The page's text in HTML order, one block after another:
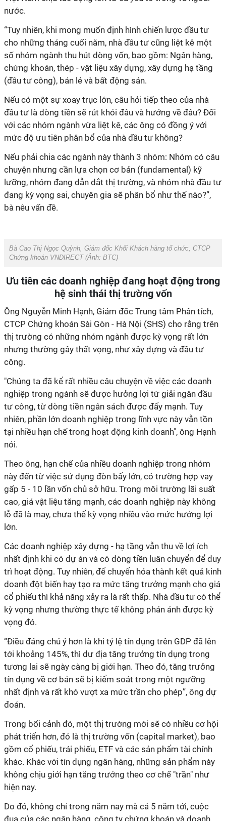
nước.
“Tuy nhiên, khi mong muốn định hình chiến lược đầu tư
cho những tháng cuối năm, nhà đầu tư cũng liệt kê một
số nhóm ngành thu hút dòng vốn, bao gồm: Ngân hàng,
chứng khoán, thép - vật liệu xây dựng, xây dựng hạ tầng
(đầu tư công), bán lẻ và bất động sản.
Nếu có một sự xoay trục lớn, câu hỏi tiếp theo của nhà
đầu tư là dòng tiền sẽ rút khỏi đâu và hướng về đâu? Đối
với các nhóm ngành vừa liệt kê, các ông có đồng ý với
mức độ ưu tiên phân bổ của nhà đầu tư không?
Nếu phải chia các ngành này thành 3 nhóm: Nhóm có câu
chuyện nhưng cần lựa chọn cơ bản (fundamental) kỹ
lưỡng, nhóm đang dẫn dắt thị trường, và nhóm nhà đầu tư
đang kỳ vọng sai, chuyên gia sẽ phân bổ như thế nào?”,
bà nêu vấn đề.
Bà Cao Thị Ngọc Quỳnh, Giám đốc Khối Khách hàng tổ chức, CTCP
Chứng khoán VNDIRECT (Ảnh: BTC)
Ưu tiên các doanh nghiệp đang hoạt động trong
hệ sinh thái thị trường vốn
Ông Nguyễn Minh Hạnh, Giám đốc Trung tâm Phân tích,
CTCP Chứng khoán Sài Gòn - Hà Nội (SHS) cho rằng trên
thị trường có những nhóm ngành được kỳ vọng rất lớn
nhưng thường gây thất vọng, như xây dựng và đầu tư
công.
"Chúng ta đã kể rất nhiều câu chuyện về việc các doanh
nghiệp trong ngành sẽ được hưởng lợi từ giải ngân đầu
tư công, từ dòng tiền ngân sách được đẩy mạnh. Tuy
nhiên, phần lớn doanh nghiệp trong lĩnh vực này vẫn tồn
tại nhiều hạn chế trong hoạt động kinh doanh", ông Hạnh
nói.
Theo ông, hạn chế của nhiều doanh nghiệp trong nhóm
này đến từ việc sử dụng đòn bẩy lớn, có trường hợp vay
gấp 5 - 10 lần vốn chủ sở hữu. Trong môi trường lãi suất
cao, giá vật liệu tăng mạnh, các doanh nghiệp này không
lỗ đã là may, chưa thể kỳ vọng nhiều vào mức hưởng lợi
lớn.
Các doanh nghiệp xây dựng - hạ tầng vẫn thu về lợi ích
nhất định khi có dự án và có dòng tiền luân chuyển để duy
trì hoạt động. Tuy nhiên, để chuyển hóa thành kết quả kinh
doanh đột biến hay tạo ra mức tăng trưởng mạnh cho giá
cổ phiếu thì khả năng xảy ra là rất thấp. Nhà đầu tư có thể
kỳ vọng nhưng thường thực tế không phản ánh được kỳ
vọng đó.
“Điều đáng chú ý hơn là khi tỷ lệ tín dụng trên GDP đã lên
tới khoảng 145%, thì dư địa tăng trưởng tín dụng trong
tương lai sẽ ngày càng bị giới hạn. Theo đó, tăng trưởng
tín dụng về cơ bản sẽ bị kiểm soát trong một ngưỡng
nhất định và rất khó vượt xa mức trần cho phép”, ông dự
đoán.
Trong bối cảnh đó, một thị trường mới sẽ có nhiều cơ hội
phát triển hơn, đó là thị trường vốn (capital market), bao
gồm cổ phiếu, trái phiếu, ETF và các sản phẩm tài chính
khác. Khác với tín dụng ngân hàng, những sản phẩm này
không chịu giới hạn tăng trưởng theo cơ chế "trần" như
hiện nay.
Do đó, không chỉ trong năm nay mà cả 5 năm tới, cuộc
đua của các ngân hàng, công ty chứng khoán và doanh